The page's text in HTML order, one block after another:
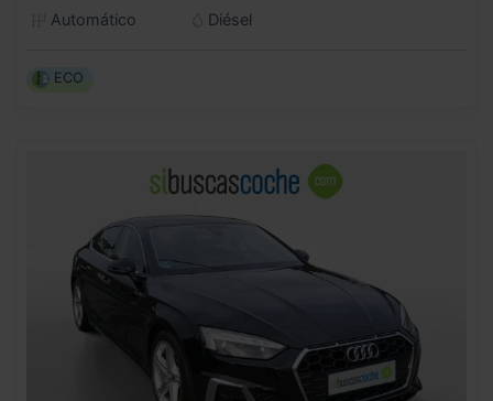
Automático
Diésel
ECO